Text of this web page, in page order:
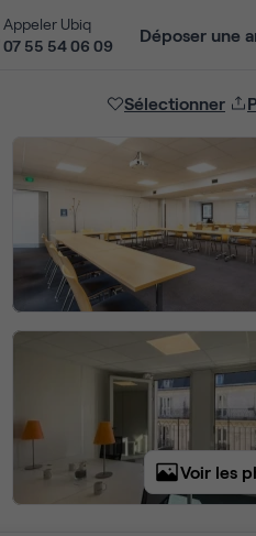
Appeler Ubiq
07 55 54 06 09
Déposer une
Sélectionner
Voir les